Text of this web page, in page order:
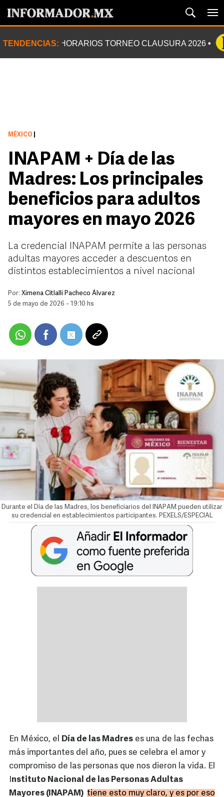
TENDENCIAS: HORARIOS TORNEO CLAUSURA 2026
MÉXICO
INAPAM + Día de las
Madres: Los principales
beneficios para adultos
mayores en mayo 2026
La credencial INAPAM permite a las personas
adultas mayores acceder a descuentos en
distintos establecimientos a nivel nacional
Por: Ximena Citlalli Pacheco Álvarez
5 de mayo de 2026 - 19:10 hs
Durante el Día de las Madres, los beneficiarios del INAPAM pueden utilizar
su credencial en establecimientos participantes. PEXELS/ESPECIAL
En México, el Día de las Madres es una de las fechas
más importantes del año, pues se celebra el amor y
compromiso de las personas que nos dieron la vida. El
Instituto Nacional de las Personas Adultas
Mayores (INAPAM) tiene esto muy claro, y es por eso